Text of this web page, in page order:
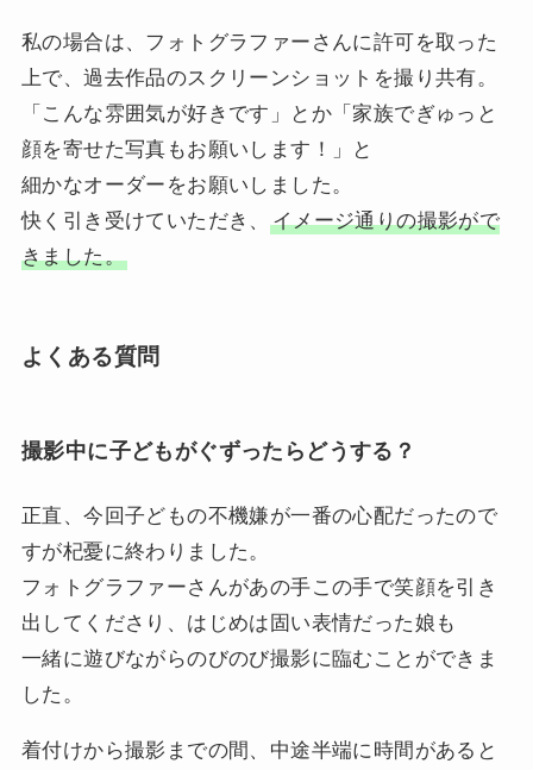
私の場合は、フォトグラファーさんに許可を取った
上で、過去作品のスクリーンショットを撮り共有。
「こんな雰囲気が好きです」とか「家族でぎゅっと
顔を寄せた写真もお願いします！」と
細かなオーダーをお願いしました。
快く引き受けていただき、
イメージ通りの撮影がで
きました。
よくある質問
撮影中に子どもがぐずったらどうする？
正直、今回子どもの不機嫌が一番の心配だったので
すが杞憂に終わりました。
フォトグラファーさんがあの手この手で笑顔を引き
出してくださり、はじめは固い表情だった娘も
一緒に遊びながらのびのび撮影に臨むことができま
した。
着付けから撮影までの間、中途半端に時間があると